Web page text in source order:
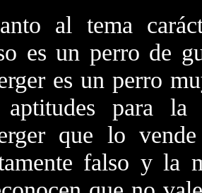
al tema
es un perro de
es un perro
para la
que lo
falso y la